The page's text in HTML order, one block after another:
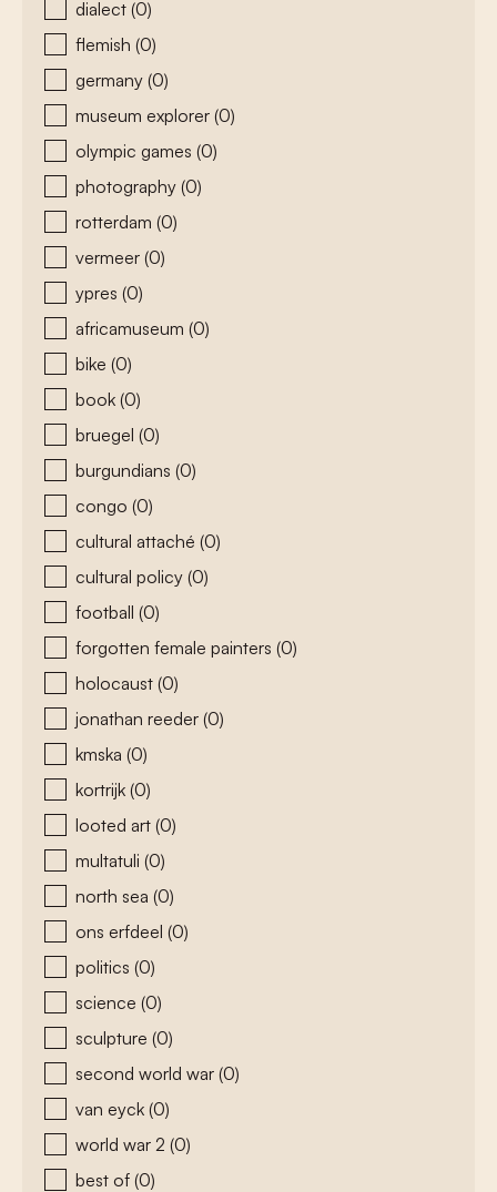
dialect (0)
flemish (0)
germany (0)
museum explorer (0)
olympic games (0)
photography (0)
rotterdam (0)
vermeer (0)
ypres (0)
africamuseum (0)
bike (0)
book (0)
bruegel (0)
burgundians (0)
congo (0)
cultural attaché (0)
cultural policy (0)
football (0)
forgotten female painters (0)
holocaust (0)
jonathan reeder (0)
kmska (0)
kortrijk (0)
looted art (0)
multatuli (0)
north sea (0)
ons erfdeel (0)
politics (0)
science (0)
sculpture (0)
second world war (0)
van eyck (0)
world war 2 (0)
best of (0)